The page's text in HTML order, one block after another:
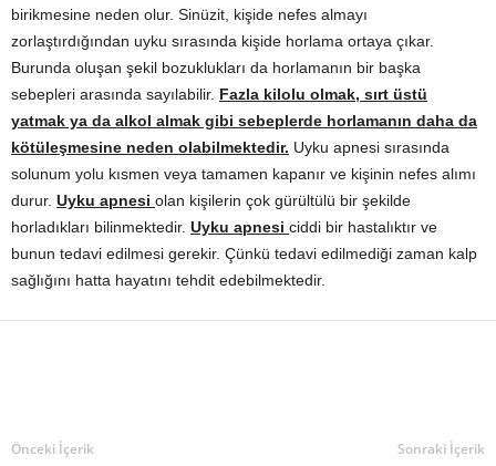
birikmesine neden olur. Sinüzit, kişide nefes almayı
zorlaştırdığından uyku sırasında kişide horlama ortaya çıkar.
Burunda oluşan şekil bozuklukları da horlamanın bir başka
sebepleri arasında sayılabilir. Fazla kilolu olmak, sırt üstü
yatmak ya da alkol almak gibi sebeplerde horlamanın daha da
kötüleşmesine neden olabilmektedir. Uyku apnesi sırasında
solunum yolu kısmen veya tamamen kapanır ve kişinin nefes alımı
durur. Uyku apnesi olan kişilerin çok gürültülü bir şekilde
horladıkları bilinmektedir. Uyku apnesi ciddi bir hastalıktır ve
bunun tedavi edilmesi gerekir. Çünkü tedavi edilmediği zaman kalp
sağlığını hatta hayatını tehdit edebilmektedir.
Önceki İçerik Sonraki İçerik